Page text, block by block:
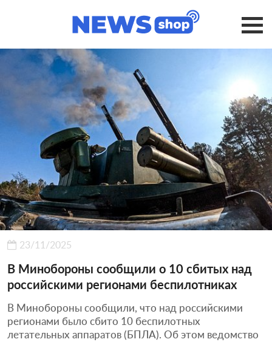
23/11/2025
В Минобороны сообщили о 10 сбитых над
российскими регионами беспилотниках
В Минобороны сообщили, что над российскими
регионами было сбито 10 беспилотных
летательных аппаратов (БПЛА). Об этом ведомство